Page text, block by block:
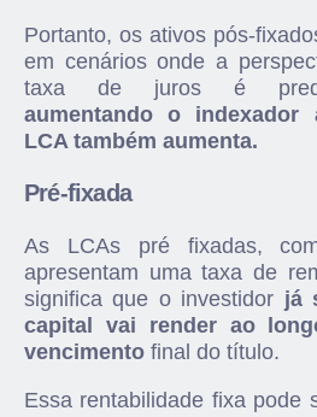
Portanto, os ativos pós-
em cenários onde a
taxa de juros é
aumentando o indexador
LCA também aumenta.
Pré-fixada
As LCAs pré fixadas,
apresentam uma taxa de
significa que o investidor já
capital vai render ao
vencimento final do título.
Essa rentabilidade fixa pode